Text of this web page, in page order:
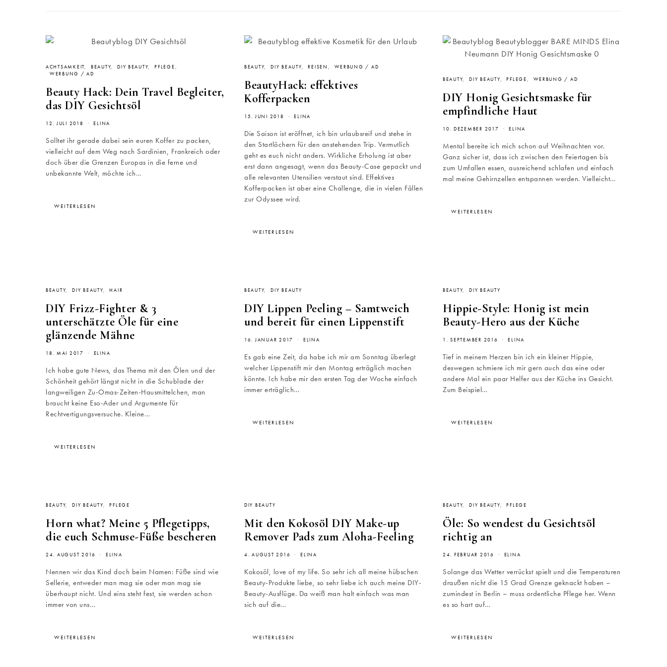
ACHTSAMKEIT BEAUTY DIY BEAUTY
PFLEGE
WERBUNG / AD
Beauty Hack: Dein Travel Begleiter,
das DIY Gesichtsöl
12. JULI 2018 ELINA
Solltet ihr gerade dabei sein euren Koffer zu packen,
vielleicht auf dem Weg nach Sardinien, Frankreich oder
doch über die Grenzen Europas in die ferne und
unbekannte Welt, möchte ich…
WEITERLESEN
BEAUTY DIY BEAUTY REISEN WERBUNG / AD
BeautyHack: effektives
Kofferpacken
15. JUNI 2018 ELINA
Die Saison ist eröffnet, ich bin urlaubsreif und stehe in
den Startlöchern für den anstehenden Trip. Vermutlich
geht es euch nicht anders. Wirkliche Erholung ist aber
erst dann angesagt, wenn das Beauty-Case gepackt und
alle relevanten Utensilien verstaut sind. Effektives
Kofferpacken ist aber eine Challenge, die in vielen Fällen
zur Odyssee wird.
WEITERLESEN
BEAUTY DIY BEAUTY PFLEGE WERBUNG / AD
DIY Honig Gesichtsmaske für
empfindliche Haut
10. DEZEMBER 2017 ELINA
Mental bereite ich mich schon auf Weihnachten vor.
Ganz sicher ist, dass ich zwischen den Feiertagen bis
zum Umfallen essen, ausreichend schlafen und einfach
mal meine Gehirnzellen entspannen werden. Vielleicht…
WEITERLESEN
BEAUTY DIY BEAUTY HAIR
DIY Frizz-Fighter & 3
unterschätzte Öle für eine
glänzende Mähne
18. MAI 2017 ELINA
Ich habe gute News, das Thema mit den Ölen und der
Schönheit gehört längst nicht in die Schublade der
langweiligen Zu-Omas-Zeiten-Hausmittelchen, man
braucht keine Eso-Ader und Argumente für
Rechtvertigungsversuche. Kleine…
WEITERLESEN
BEAUTY DIY BEAUTY
DIY Lippen Peeling – Samtweich
und bereit für einen Lippenstift
16. JANUAR 2017 ELINA
Es gab eine Zeit, da habe ich mir am Sonntag überlegt
welcher Lippenstift mir den Montag erträglich machen
könnte. Ich habe mir den ersten Tag der Woche einfach
immer erträglich…
WEITERLESEN
BEAUTY DIY BEAUTY
Hippie-Style: Honig ist mein
Beauty-Hero aus der Küche
1. SEPTEMBER 2016 ELINA
Tief in meinem Herzen bin ich ein kleiner Hippie,
deswegen schmiere ich mir gern auch das eine oder
andere Mal ein paar Helfer aus der Küche ins Gesicht.
Zum Beispiel…
WEITERLESEN
BEAUTY DIY BEAUTY PFLEGE
Horn what? Meine 5 Pflegetipps,
die euch Schmuse-Füße bescheren
24. AUGUST 2016 ELINA
Nennen wir das Kind doch beim Namen: Füße sind wie
Sellerie, entweder man mag sie oder man mag sie
überhaupt nicht. Und eins steht fest, sie werden schon
immer von uns…
WEITERLESEN
DIY BEAUTY
Mit den Kokosöl DIY Make-up
Remover Pads zum Aloha-Feeling
4. AUGUST 2016 ELINA
Kokosöl, love of my life. So sehr ich all meine hübschen
Beauty-Produkte liebe, so sehr liebe ich auch meine DIY-
Beauty-Ausflüge. Da weiß man halt einfach was man
sich auf die…
WEITERLESEN
BEAUTY DIY BEAUTY PFLEGE
Öle: So wendest du Gesichtsöl
richtig an
24. FEBRUAR 2016 ELINA
Solange das Wetter verrückst spielt und die Temperaturen
draußen nicht die 15 Grad Grenze geknackt haben –
zumindest in Berlin – muss ordentliche Pflege her. Wenn
es so hart auf…
WEITERLESEN